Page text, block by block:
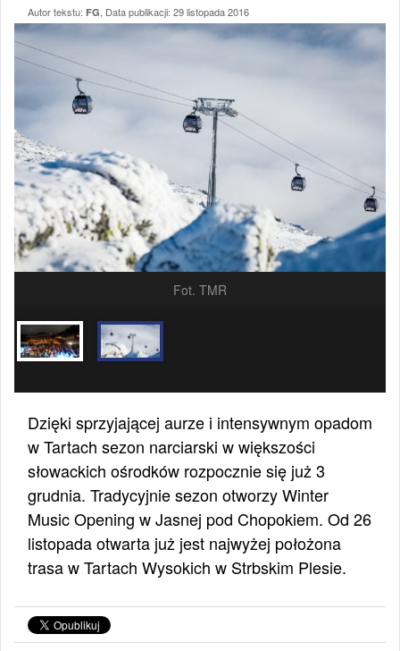
Autor tekstu: FG , Data publikacji: 29 listopada 2016
Fot. TMR
Dzięki sprzyjającej aurze i intensywnym opadom
w Tartach sezon narciarski w większości
słowackich ośrodków rozpocznie się już 3
grudnia. Tradycyjnie sezon otworzy Winter
Music Opening w Jasnej pod Chopokiem. Od 26
listopada otwarta już jest najwyżej położona
trasa w Tartach Wysokich w Strbskim Plesie.